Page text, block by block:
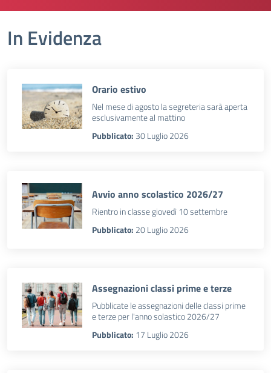
In Evidenza
Orario estivo
Nel mese di agosto la segreteria sarà aperta
esclusivamente al mattino
Pubblicato: 30 Luglio 2026
Avvio anno scolastico 2026/27
Rientro in classe giovedì 10 settembre
Pubblicato: 20 Luglio 2026
Assegnazioni classi prime e terze
Pubblicate le assegnazioni delle classi prime
e terze per l'anno solastico 2026/27
Pubblicato: 17 Luglio 2026